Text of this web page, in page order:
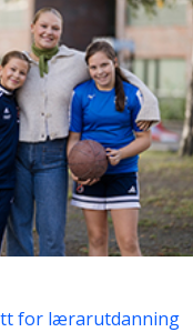
for lærarutdanning